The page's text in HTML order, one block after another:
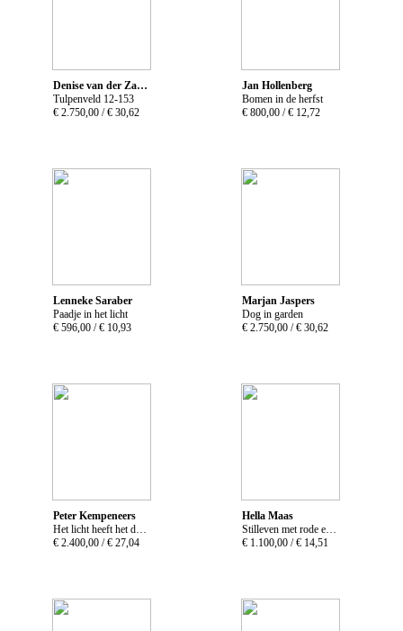
Denise van der Zande
Tulpenveld 12-153
€ 2.750,00 / € 30,62
Jan Hollenberg
Bomen in de herfst
€ 800,00 / € 12,72
Lenneke Saraber
Paadje in het licht
€ 596,00 / € 10,93
Marjan Jaspers
Dog in garden
€ 2.750,00 / € 30,62
Peter Kempeneers
€ 2.400,00 / € 27,04
Hella Maas
€ 1.100,00 / € 14,51